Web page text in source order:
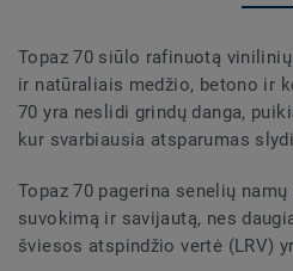
Topaz 70 siūlo rafinuotą
ir natūraliais medžio, betono ir
70 yra neslidi grindų danga,
kur svarbiausia atsparumas
Topaz 70 pagerina senelių
suvokimą ir savijautą, nes
šviesos atspindžio vertė (LRV)